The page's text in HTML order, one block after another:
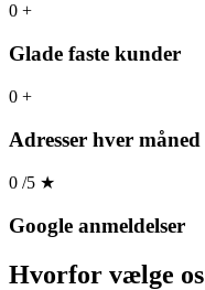
0 +
Glade faste kunder
0 +
Adresser hver måned
0 /5 ★
Google anmeldelser
Hvorfor vælge os